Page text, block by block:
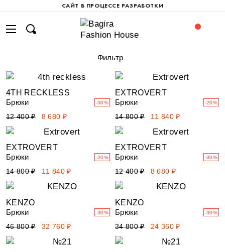
САЙТ В ПРОЦЕССЕ РАЗРАБОТКИ
Фильтр
4TH RECKLESS
Брюки
12 400 ₽ 8 680 ₽
-30%
EXTROVERT
Брюки
14 800 ₽ 11 840 ₽
-20%
EXTROVERT
Брюки
14 800 ₽ 11 840 ₽
-20%
EXTROVERT
Брюки
12 400 ₽ 8 680 ₽
-30%
KENZO
Брюки
46 800 ₽ 32 760 ₽
-30%
KENZO
Брюки
34 800 ₽ 24 360 ₽
-30%